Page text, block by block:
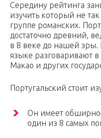
Середину рейтинга
изучить который не
группе романских.
достаточно древний,
в 8 веке до нашей эры.
языке разговаривают
Макао и других
Португальский стоит
Он имеет
один из 8 самых